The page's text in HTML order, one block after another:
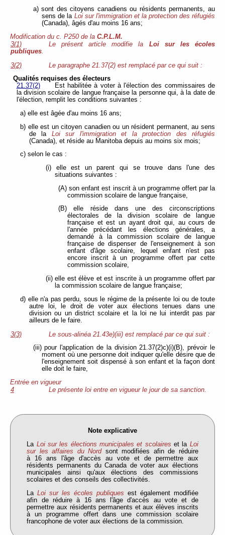
a) sont des citoyens canadiens ou résidents permanents, au
sens de la Loi sur l'immigration et la protection des réfugiés
(Canada), âgés d'au moins 16 ans;
Modification du c. P250 de la C.P.L.M.
3(1)
Le présent article modifie la Loi sur les écoles
publiques.
3(2)
Le paragraphe 21.37(2) est remplacé par ce qui suit :
Qualités requises des électeurs
21.37(2)
Est habilitée à voter à l'élection des commissaires de
la division scolaire de langue française la personne qui, à la date de
l'élection, remplit les conditions suivantes :
a) elle est âgée d'au moins 16 ans;
b) elle est un citoyen canadien ou un résident permanent, au sens
de la Loi sur l'immigration et la protection des réfugiés
(Canada), et réside au Manitoba depuis au moins six mois;
c) selon le cas :
(i) elle est un parent qui se trouve dans l'une des
situations suivantes :
(A) son enfant est inscrit à un programme offert par la
commission scolaire de langue française,
(B) elle réside dans une des circonscriptions
électorales de la division scolaire de langue
française et est un ayant droit qui, au cours de
l'année précédant les élections générales, a
demandé à la commission scolaire de langue
française de dispenser de l'enseignement à son
enfant d'âge scolaire, lequel enfant n'est pas
encore inscrit à un programme offert par cette
commission scolaire,
(ii) elle est élève et est inscrite à un programme offert par
la commission scolaire de langue française;
d) elle n'a pas perdu, sous le régime de la présente loi ou de toute
autre loi, le droit de voter aux élections tenues dans une
division ou un district scolaire et la loi ne lui interdit pas par
ailleurs de le faire.
3(3)
Le sous-alinéa 21.43e)(iii) est remplacé par ce qui suit :
(iii) pour l'application de la division 21.37(2)c)(i)(B), prévoir le
moment où une personne doit indiquer qu'elle désire que de
l'enseignement soit dispensé à son enfant et la façon dont
elle doit le faire,
Entrée en vigueur
4
Le présente loi entre en vigueur le jour de sa sanction.
Note explicative
La Loi sur les élections municipales et scolaires et la Loi
sur les affaires du Nordsont modifiées afin de réduire
à 16 ans l'âge d'accès au vote et de permettre aux
résidents permanents du Canada de voter aux élections
municipales ainsi qu'aux élections des commissions
scolaires et des conseils des collectivités.
LaLoi sur les écoles publiques est également modifiée
afin de réduire à 16 ans l'âge d'accès au vote et de
permettre aux résidents permanents et aux élèves inscrits
à un programme offert dans une commission scolaire
francophone de voter aux élections de la commission.